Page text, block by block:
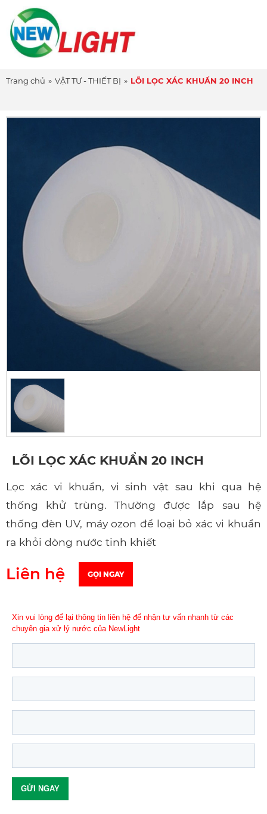
Trang chủ » VẬT TƯ - THIẾT BỊ » LÕI LỌC XÁC KHUẨN 20 INCH
LÕI LỌC XÁC KHUẨN 20 INCH
Lọc xác vi khuẩn, vi sinh vật sau khi qua hệ
thống khử trùng. Thường được lắp sau hệ
thống đèn UV, máy ozon để loại bỏ xác vi khuẩn
ra khỏi dòng nước tinh khiết
Liên hệ GỌI NGAY
Xin vui lòng để lại thông tin liên hệ để nhận tư vấn nhanh từ các
chuyên gia xử lý nước của NewLight